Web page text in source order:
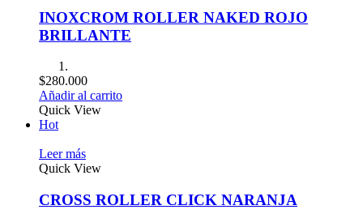
INOXCROM ROLLER NAKED ROJO
BRILLANTE
$280.000
Añadir al carrito
Quick View
Hot
Leer más
Quick View
CROSS ROLLER CLICK NARANJA